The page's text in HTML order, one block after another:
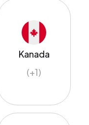
Kanada
(+1)